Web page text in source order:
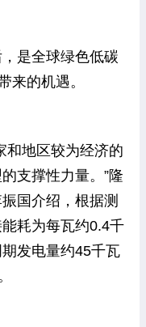
是全球绿色低碳
来的机遇。
地区较为经济的
支撑性力量。”隆
国介绍，根据测
耗为每瓦约0.4千
发电量约45千瓦